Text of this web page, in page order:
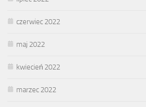
czerwiec 2022
maj 2022
kwiecień 2022
marzec 2022